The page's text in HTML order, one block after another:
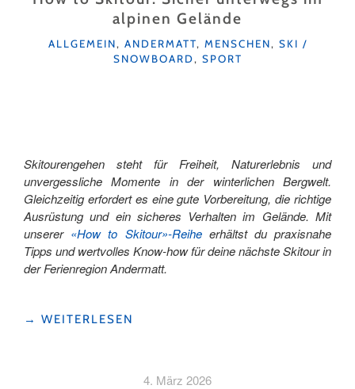
alpinen Gelände
KATEGORIEN
ALLGEMEIN, ANDERMATT, MENSCHEN, SKI /
SNOWBOARD, SPORT
Skitourengehen steht für Freiheit, Naturerlebnis und
unvergessliche Momente in der winterlichen Bergwelt.
Gleichzeitig erfordert es eine gute Vorbereitung, die richtige
Ausrüstung und ein sicheres Verhalten im Gelände. Mit
unserer «How to Skitour»-Reiheerhältst du praxisnahe
Tipps und wertvolles Know-how für deine nächste Skitour in
der Ferienregion Andermatt.
"HOW
→ WEITERLESEN
4. März 2026